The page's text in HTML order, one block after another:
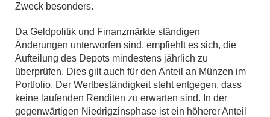
Zweck besonders.
Da Geldpolitik und Finanzmärkte ständigen
Änderungen unterworfen sind, empfiehlt es sich, die
Aufteilung des Depots mindestens jährlich zu
überprüfen. Dies gilt auch für den Anteil an Münzen im
Portfolio. Der Wertbeständigkeit steht entgegen, dass
keine laufenden Renditen zu erwarten sind. In der
gegenwärtigen Niedrigzinsphase ist ein höherer Anteil